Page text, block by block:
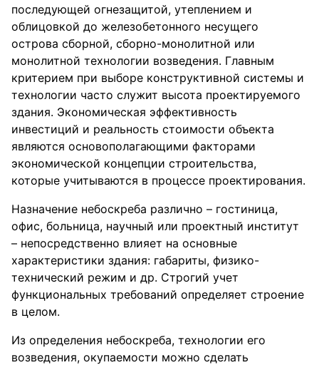
последующей огнезащитой, утеплением и
облицовкой до железобетонного несущего
острова сборной, сборно-монолитной или
монолитной технологии возведения. Главным
критерием при выборе конструктивной системы и
технологии часто служит высота проектируемого
здания. Экономическая эффективность
инвестиций и реальность стоимости объекта
являются основополагающими факторами
экономической концепции строительства,
которые учитываются в процессе проектирования.
Назначение небоскреба различно – гостиница,
офис, больница, научный или проектный институт
– непосредственно влияет на основные
характеристики здания: габариты, физико-
технический режим и др. Строгий учет
функциональных требований определяет строение
в целом.
Из определения небоскреба, технологии его
возведения, окупаемости можно сделать